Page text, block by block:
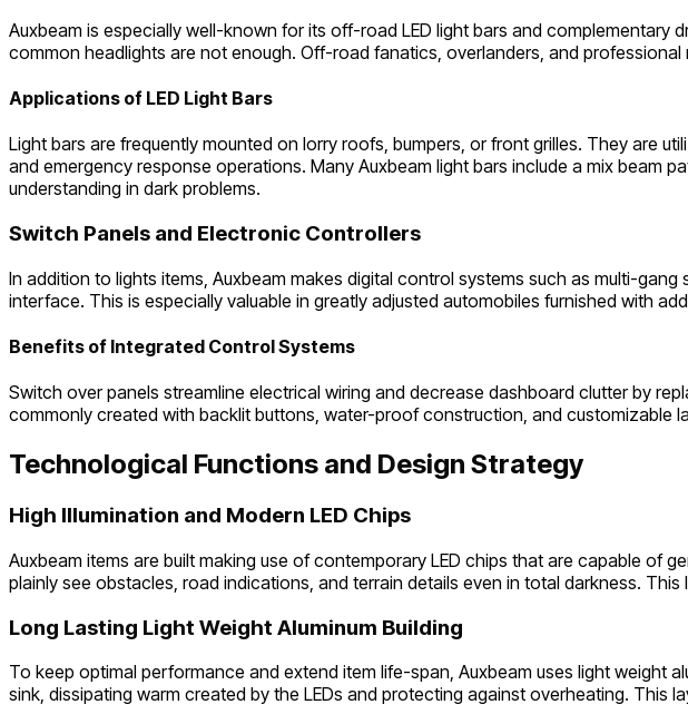
Auxbeam is especially well-known for its off-road LED light bars and
common headlights are not enough. Off-road fanatics, overlanders, and
Applications of LED Light Bars
Light bars are frequently mounted on lorry roofs, bumpers, or front grilles. They are
and emergency response operations. Many Auxbeam light bars include a mix beam
understanding in dark problems.
Switch Panels and Electronic Controllers
In addition to lights items, Auxbeam makes digital control systems such as multi-
interface. This is especially valuable in greatly adjusted automobiles furnished with
Benefits of Integrated Control Systems
Switch over panels streamline electrical wiring and decrease dashboard clutter by
commonly created with backlit buttons, water-proof construction, and customizable
Technological Functions and Design Strategy
High Illumination and Modern LED Chips
Auxbeam items are built making use of contemporary LED chips that are capable of
plainly see obstacles, road indications, and terrain details even in total darkness.
Long Lasting Light Weight Aluminum Building
To keep optimal performance and extend item life-span, Auxbeam uses light weight
sink, dissipating warm created by the LEDs and protecting against overheating. This